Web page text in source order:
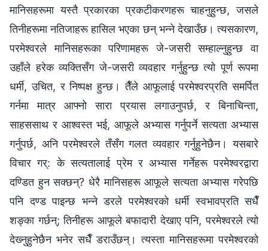
मानिसहरूमा यस्तै प्रकारका प्रकटीकरणहरू चाहनुहुन्छ, जसले
तिनीहरूमा नतिजाहरू हासिल भएका छन् भन्‍ने देखाउँछ। त्यसकारण,
परमेश्‍वरले मानिसहरूका परिणामहरू जे-जसरी सम्हाल्नुहुन्छ वा
उहाँले हरेक व्यक्तिसँग जे-जसरी व्यवहार गर्नुहुन्छ त्यो पूर्ण रूपमा
धर्मी, उचित, र निष्पक्ष हुन्छ। तैँले आफूलाई परमेश्वरप्रति समर्पित
गर्नमा मात्र आफ्‍नो सारा प्रयास लगाउनुपर्छ, र बिनाचिन्ता,
साहससाथ र आश्‍वस्त भई, आफूले अभ्यास गर्नुपर्ने सत्यता अभ्यास
गर्नुपर्छ, अनि परमेश्‍वरले तँसँग गलत व्यवहार गर्नुहुनेछैन। यसबारे
विचार गर्: के सत्यतालाई प्रेम र अभ्यास गर्नेहरू परमेश्‍वरद्वारा
दण्डित हुन सक्छन्? धेरै मानिसहरू आफूले सत्यता अभ्यास गरेपछि
पनि दण्ड पाइन्छ भन्‍ने डरले परमेश्‍वरको धर्मी स्वभावप्रति सधैँ
शङ्का गर्छन्; तिनीहरू आफूले बफादारी देखाए पनि, परमेश्‍वरले त्यो
देख्‍नुहुनेछैन भनेर सधैँ डराउँछन्। त्यस्ता मानिसहरूमा परमेश्‍वरको